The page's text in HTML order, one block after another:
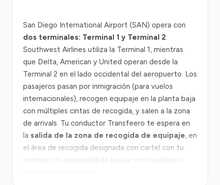
San Diego International Airport (SAN) opera con
dos terminales: Terminal 1 y Terminal 2.
Southwest Airlines utiliza la Terminal 1, mientras
que Delta, American y United operan desde la
Terminal 2 en el lado occidental del aeropuerto. Los
pasajeros pasan por inmigración (para vuelos
internacionales), recogen equipaje en la planta baja
con múltiples cintas de recogida, y salen a la zona
de arrivals. Tu conductor Transfeero te espera en
la salida de la zona de recogida de equipaje, en
el área de recogida designada con cartel con tu
nombre, sin necesidad de buscar mostradores o